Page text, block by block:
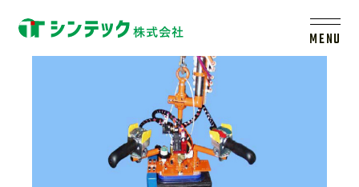
MENU
シンテックについて
kyuchaku14